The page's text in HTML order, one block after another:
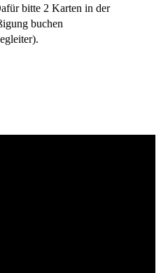
bitte 2 Karten in der
buchen